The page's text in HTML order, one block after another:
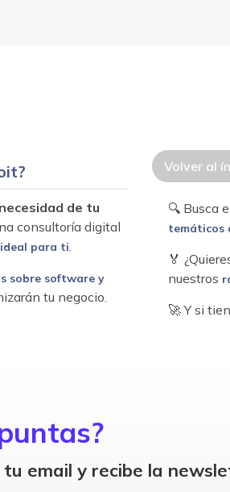
de tu
consultoría digital
para ti.
sobre software y
tu negocio.
Volver al
🔍 Busca
temáticos
🏅
nuestros
🚀 Y si
tu email y recibe la